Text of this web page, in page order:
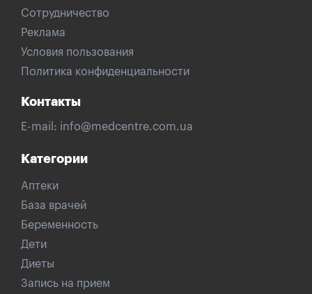
Сотрудничество
Реклама
Условия пользования
Политика конфиденциальности
Контакты
E-mail: info@medcentre.com.ua
Категории
Аптеки
База врачей
Беременность
Дети
Диеты
Запись на прием